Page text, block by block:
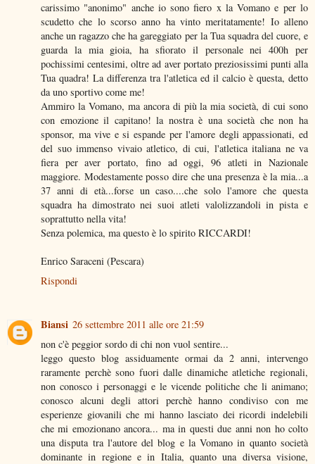
carissimo "anonimo" anche io sono fiero x la Vomano e per lo
scudetto che lo scorso anno ha vinto meritatamente! Io alleno
anche un ragazzo che ha gareggiato per la Tua squadra del cuore, e
guarda la mia gioia, ha sfiorato il personale nei 400h per
pochissimi centesimi, oltre ad aver portato preziosissimi punti alla
Tua quadra! La differenza tra l'atletica ed il calcio è questa, detto
da uno sportivo come me!
Ammiro la Vomano, ma ancora di più la mia società, di cui sono
con emozione il capitano! la nostra è una società che non ha
sponsor, ma vive e si espande per l'amore degli appassionati, ed
del suo immenso vivaio atletico, di cui, l'atletica italiana ne va
fiera per aver portato, fino ad oggi, 96 atleti in Nazionale
maggiore. Modestamente posso dire che una presenza è la mia...a
37 anni di età...forse un caso....che solo l'amore che questa
squadra ha dimostrato nei suoi atleti valolizzandoli in pista e
soprattutto nella vita!
Senza polemica, ma questo è lo spirito RICCARDI!
Enrico Saraceni (Pescara)
Rispondi
Biansi 26 settembre 2011 alle ore 21:59
non c'è peggior sordo di chi non vuol sentire...
leggo questo blog assiduamente ormai da 2 anni, intervengo
raramente perchè sono fuori dalle dinamiche atletiche regionali,
non conosco i personaggi e le vicende politiche che li animano;
conosco alcuni degli attori perchè hanno condiviso con me
esperienze giovanili che mi hanno lasciato dei ricordi indelebili
che mi emozionano ancora... ma in questi due anni non ho colto
una disputa tra l'autore del blog e la Vomano in quanto società
dominante in regione e in Italia, quanto una diversa visione,